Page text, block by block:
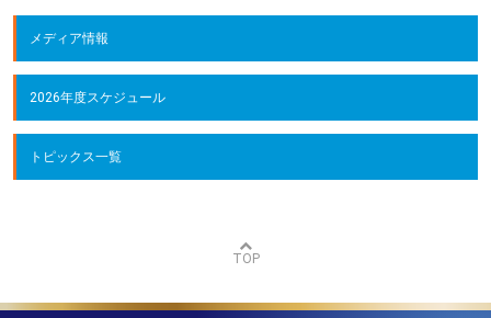
メディア情報
2026年度スケジュール
トピックス一覧
TOP